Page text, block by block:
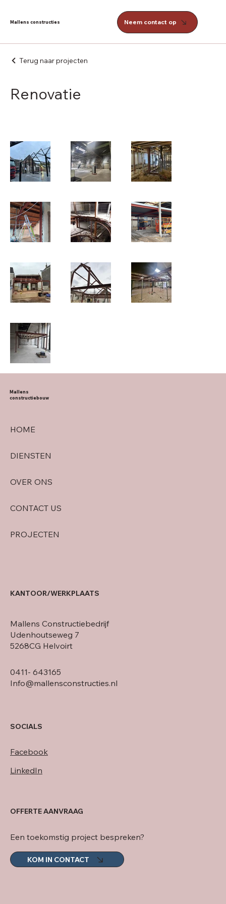
Mallens constructies Neem contact op
Terug naar projecten
Renovatie
Mallens
constructiebouw
HOME
DIENSTEN
OVER ONS
CONTACT US
PROJECTEN
KANTOOR/WERKPLAATS
Mallens Constructiebedrijf
Udenhoutseweg 7
5268CG Helvoirt
0411- 643165
Info@mallensconstructies.nl
SOCIALS
Facebook
LinkedIn
OFFERTE AANVRAAG
Een toekomstig project bespreken?
KOM IN CONTACT